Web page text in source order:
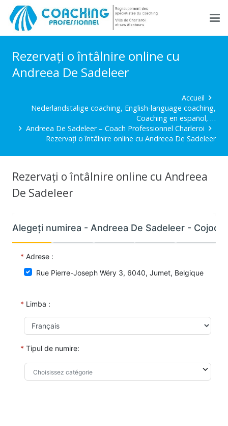
Rezervați o întâlnire online cu
Andreea De Sadeleer
Accueil
Nederlandstalige coaching, English-language coaching,
Coaching en español, …
Andreea De Sadeleer – Coach Professionnel Charleroi
Rezervați o întâlnire online cu Andreea De Sadeleer
Rezervați o întâlnire online cu Andreea
De Sadeleer